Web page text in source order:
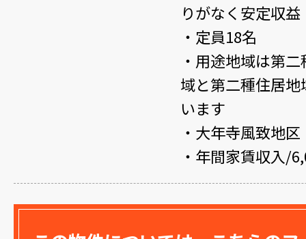
りがなく安定収益
・定員18名
・用途地域は第
域と第二種住居
います
・大年寺風致地区
・年間家賃収入/